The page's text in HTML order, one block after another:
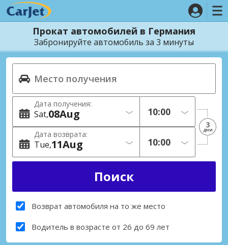
Прокат автомобилей в Германия
Забронируйте автомобиль за 3 минуты
Дата получения:
Sat 08Aug
Дата возврата:
Tue 11Aug
3
дни
Возврат автомобиля на то же место
Водитель в возрасте от 26 до 69 лет